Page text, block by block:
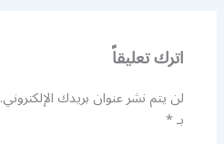
اترك تعليقاً
لن يتم نشر عنوان بريدك الإلكتروني.
بـ*